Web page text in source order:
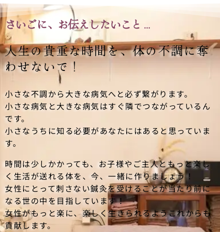
さいごに、お伝えしたいこと…
人生の貴重な時間を、体の不調に奪
わせないで！
小さな不調から大きな病気へと必ず繋がります。
小さな病気と大きな病気はすぐ隣でつながっているん
です。
小さなうちに知る必要があなたにはあると思っていま
す。
時間は少しかかっても、お子様やご主人ともっと楽し
く生活が送れる体を、今、一緒に作りましょう！
女性にとって刺さない鍼灸を受けることが当たり前に
なる世の中を目指しています！
女性がもっと楽に、楽しく生きられるようこれからも
貢献します。